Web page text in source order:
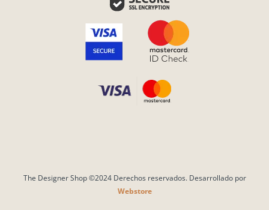
The Designer Shop ©2024 Derechos reservados. Desarrollado por
Webstore